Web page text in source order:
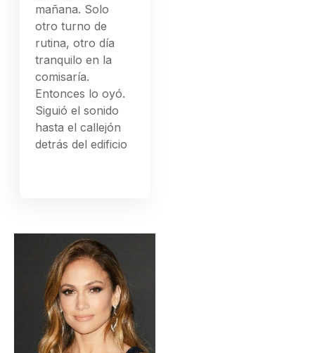
mañana. Solo
otro turno de
rutina, otro día
tranquilo en la
comisaría.
Entonces lo oyó.
Siguió el sonido
hasta el callejón
detrás del edificio